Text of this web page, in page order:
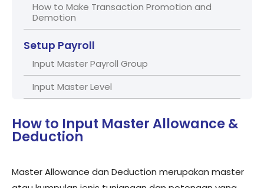
How to Make Transaction Promotion and
Demotion
Setup Payroll
Input Master Payroll Group
Input Master Level
Input Master Grade
Input Master Employee
How to Input Master Allowance &
Deduction
Master Allowance dan Deduction merupakan master